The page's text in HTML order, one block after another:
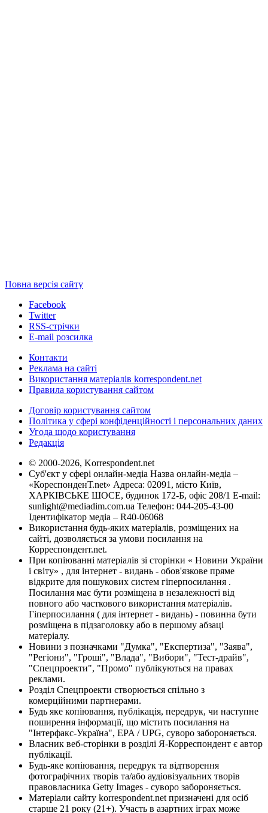
Повна версія сайту
Facebook
Twitter
RSS-стрічки
E-mail розсилка
Контакти
Реклама на сайті
Використання матеріалів korrespondent.net
Правила користування сайтом
Договір користування сайтом
Політика у сфері конфіденційності і персональних даних
Угода щодо користування
Редакція
© 2000-2026, Korrespondent.net
Суб'єкт у сфері онлайн-медіа Назва онлайн-медіа –
«КореспонденТ.net» Адреса: 02091, місто Київ,
ХАРКІВСЬКЕ ШОСЕ, будинок 172-Б, офіс 208/1 E-mail:
sunlight@mediadim.com.ua Телефон: 044-205-43-00
Ідентифікатор медіа – R40-06068
Використання будь-яких матеріалів, розміщених на
сайті, дозволяється за умови посилання на
Корреспондент.net.
При копіюванні матеріалів зі сторінки « Новини України
і світу» , для інтернет - видань - обов'язкове пряме
відкрите для пошукових систем гіперпосилання .
Посилання має бути розміщена в незалежності від
повного або часткового використання матеріалів.
Гіперпосилання ( для інтернет - видань) - повинна бути
розміщена в підзаголовку або в першому абзаці
матеріалу.
Новини з позначками "Думка", "Експертиза", "Заява",
"Регіони", "Гроші", "Влада", "Вибори", "Тест-драйв",
"Спецпроекти", "Промо" публікуються на правах
реклами.
Розділ Спецпроекти створюється спільно з
комерційними партнерами.
Будь яке копіювання, публікація, передрук, чи наступне
поширення інформації, що містить посилання на
"Інтерфакс-Україна", EPA / UPG, суворо забороняється.
Власник веб-сторінки в розділі Я-Корреспондент є автор
публікації.
Будь-яке копіювання, передрук та відтворення
фотографічних творів та/або аудіовізуальних творів
правовласника Getty Images - суворо забороняється.
Матеріали сайту korrespondent.net призначені для осіб
старше 21 року (21+). Участь в азартних іграх може